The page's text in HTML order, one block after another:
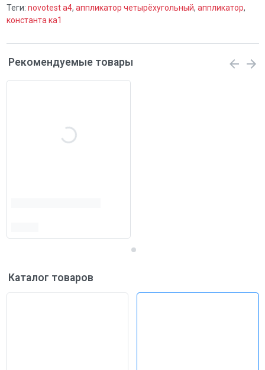
Теги: novotest а4, аппликатор четырёхугольный, аппликатор,
константа ка1
Рекомендуемые товары
Каталог товаров